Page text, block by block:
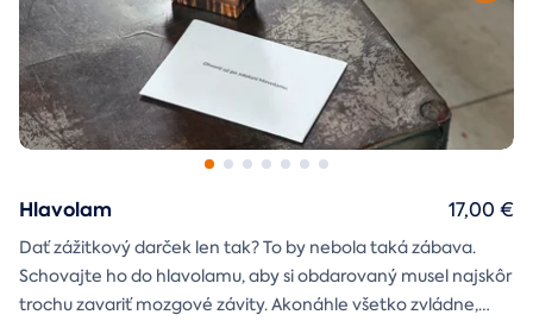
Hlavolam
Dať zážitkový darček len tak? To by nebola taká zábava.
Schovajte ho do hlavolamu, aby si obdarovaný musel najskôr
trochu zavariť mozgové závity. Akonáhle všetko zvládne,
17,00 €